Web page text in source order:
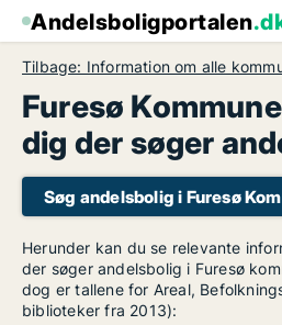
Andelsboligportalen
Tilbage: Information om alle
Furesø
dig der søger
Søg andelsbolig i Furesø
Herunder kan du se relevante
der søger andelsbolig i Furesø
dog er tallene for Areal,
biblioteker fra 2013):